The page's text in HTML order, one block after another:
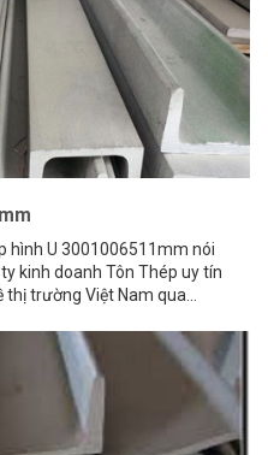
hình U 3001006511mm nói
kinh doanh Tôn Thép uy tín
trường Việt Nam qua...